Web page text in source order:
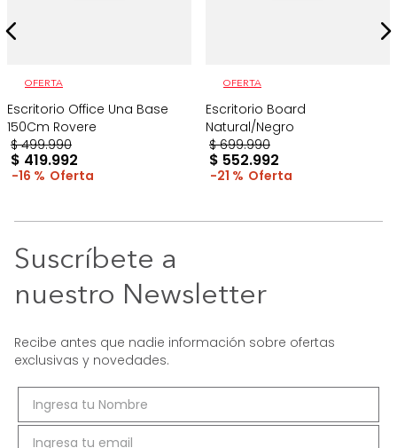
OFERTA
Escritorio Office Una Base
150Cm Rovere
$ 499.990
$ 419.992
16 %
OFERTA
Escritorio Board
Natural/Negro
$ 699.990
$ 552.992
21 %
Suscríbete a
nuestro Newsletter
Recibe antes que nadie información sobre ofertas
exclusivas y novedades.